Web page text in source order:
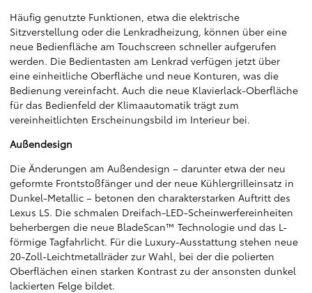
Häufig genutzte Funktionen, etwa die elektrische
Sitzverstellung oder die Lenkradheizung, können über eine
neue Bedienfläche am Touchscreen schneller aufgerufen
werden. Die Bedientasten am Lenkrad verfügen jetzt über
eine einheitliche Oberfläche und neue Konturen, was die
Bedienung vereinfacht. Auch die neue Klavierlack-Oberfläche
für das Bedienfeld der Klimaautomatik trägt zum
vereinheitlichten Erscheinungsbild im Interieur bei.
Außendesign
Die Änderungen am Außendesign – darunter etwa der neu
geformte Frontstoßfänger und der neue Kühlergrilleinsatz in
Dunkel-Metallic – betonen den charakterstarken Auftritt des
Lexus LS. Die schmalen Dreifach-LED-Scheinwerfereinheiten
beherbergen die neue BladeScan™ Technologie und das L-
förmige Tagfahrlicht. Für die Luxury-Ausstattung stehen neue
20-Zoll-Leichtmetallräder zur Wahl, bei der die polierten
Oberflächen einen starken Kontrast zu der ansonsten dunkel
lackierten Felge bildet.